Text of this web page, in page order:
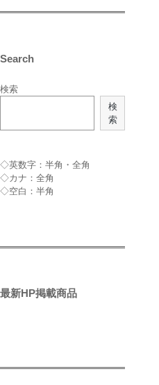
Search
検索
検
索
◇英数字：半角・全角
◇カナ：全角
◇空白：半角
最新HP掲載商品